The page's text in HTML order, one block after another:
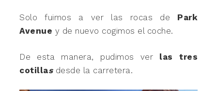
Solo fuimos a ver las rocas de Park
Avenue y de nuevo cogimos el coche.
De esta manera, pudimos ver las tres
cotillasdesde la carretera.